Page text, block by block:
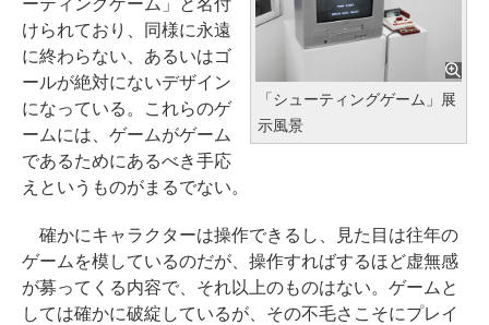
「シューティングゲーム」展
示風景
ーティングゲーム」と名付
けられており、同様に永遠
に終わらない、あるいはゴ
ールが絶対にないデザイン
になっている。これらのゲ
ームには、ゲームがゲーム
であるためにあるべき手応
えというものがまるでない。
確かにキャラクターは操作できるし、見た目は往年の
ゲームを模しているのだが、操作すればするほど虚無感
が募ってくる内容で、それ以上のものはない。ゲームと
しては確かに破綻しているが、その不毛さこそにプレイ